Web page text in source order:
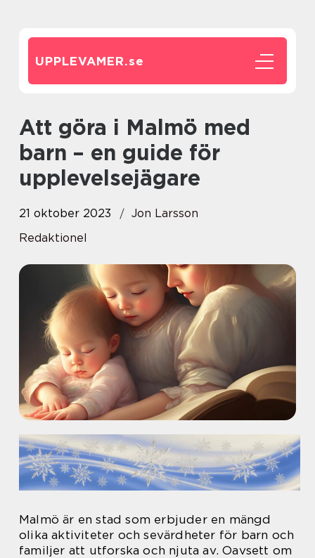
UPPLEVAMER.se
Att göra i Malmö med
barn – en guide för
upplevelsejägare
21 oktober 2023
Jon Larsson
Redaktionel
Malmö är en stad som erbjuder en mängd
olika aktiviteter och sevärdheter för barn och
familjer att utforska och njuta av. Oavsett om